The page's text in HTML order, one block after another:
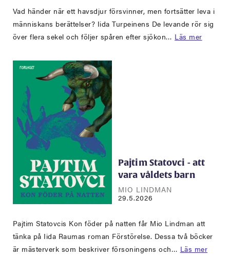
Vad händer när ett havsdjur försvinner, men fortsätter leva i
människans berättelser? Iida Turpeinens De levande rör sig
över flera sekel och följer spåren efter sjökon… Läs mer
Pajtim Statovci - att
vara våldets barn
MIO LINDMAN
29.5.2026
Pajtim Statovcis Kon föder på natten får Mio Lindman att
tänka på Iida Raumas roman Förstörelse. Dessa två böcker
är mästerverk som beskriver försoningens och… Läs mer